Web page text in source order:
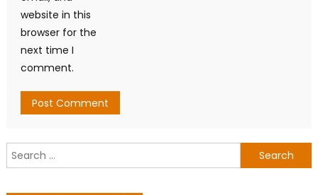
website in this
browser for the
next time I
comment.
Search
for: